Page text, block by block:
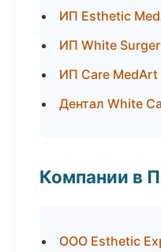
ИП Esthetic
ИП White
ИП Care
Дентал White
Компании в
ООО Esthetic